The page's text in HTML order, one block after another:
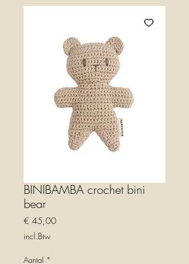
BINIBAMBA crochet bini
bear
€ 45,00Prijs
incl.Btw
Aantal *